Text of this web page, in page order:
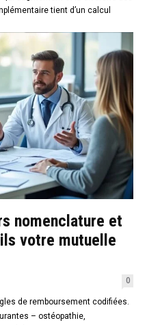
tient d’un calcul
nomenclature et
votre mutuelle
0
de remboursement codifiées.
– ostéopathie,